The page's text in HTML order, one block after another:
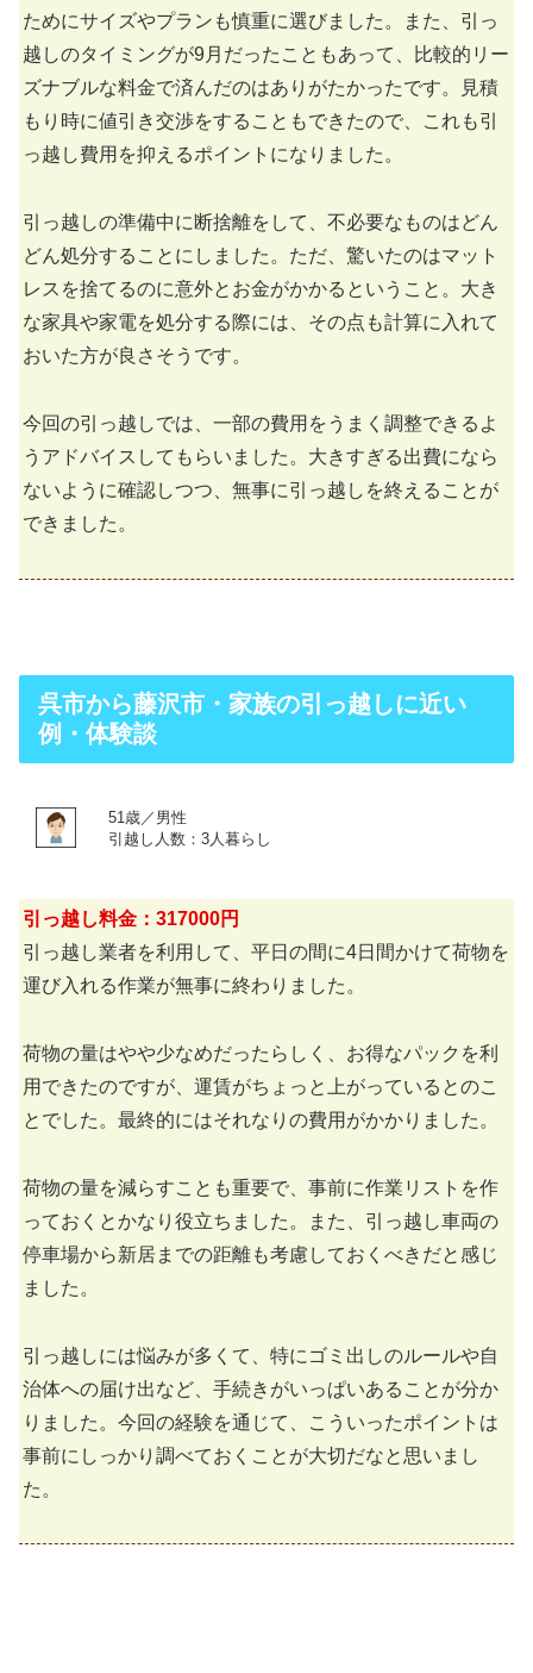
ためにサイズやプランも慎重に選びました。また、引っ
越しのタイミングが9月だったこともあって、比較的リー
ズナブルな料金で済んだのはありがたかったです。見積
もり時に値引き交渉をすることもできたので、これも引
っ越し費用を抑えるポイントになりました。
引っ越しの準備中に断捨離をして、不必要なものはどん
どん処分することにしました。ただ、驚いたのはマット
レスを捨てるのに意外とお金がかかるということ。大き
な家具や家電を処分する際には、その点も計算に入れて
おいた方が良さそうです。
今回の引っ越しでは、一部の費用をうまく調整できるよ
うアドバイスしてもらいました。大きすぎる出費になら
ないように確認しつつ、無事に引っ越しを終えることが
できました。
呉市から藤沢市・家族の引っ越しに近い
例・体験談
51歳／男性
引越し人数：3人暮らし
引っ越し料金：317000円
引っ越し業者を利用して、平日の間に4日間かけて荷物を
運び入れる作業が無事に終わりました。
荷物の量はやや少なめだったらしく、お得なパックを利
用できたのですが、運賃がちょっと上がっているとのこ
とでした。最終的にはそれなりの費用がかかりました。
荷物の量を減らすことも重要で、事前に作業リストを作
っておくとかなり役立ちました。また、引っ越し車両の
停車場から新居までの距離も考慮しておくべきだと感じ
ました。
引っ越しには悩みが多くて、特にゴミ出しのルールや自
治体への届け出など、手続きがいっぱいあることが分か
りました。今回の経験を通じて、こういったポイントは
事前にしっかり調べておくことが大切だなと思いまし
た。